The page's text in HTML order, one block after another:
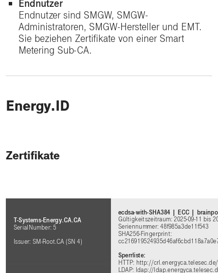
Endnutzer
Endnutzer sind SMGW, SMGW-
Administratoren, SMGW-Hersteller und EMT.
Sie beziehen Zertifikate von einer Smart
Metering Sub-CA.
Energy.ID
Zertifikate
T-Systems-Energy.CA.CA
SerialNumber: 5
Issuer: SM-Root.CA (SN 4)
ecdsa-with-SHA384 | ECC |
Gültigkeitszeitraum: 2025-09-11 bis
Seriennummer: 48f985a3de11f543
SHA256-Fingerprint:
Sperrliste:
HTTP: http://
LDAP: ldap://